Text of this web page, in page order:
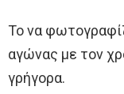
Το να
αγώνας με τον
γρήγορα.